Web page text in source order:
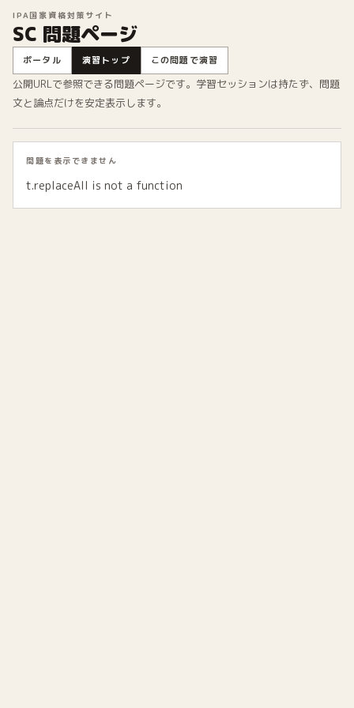
IPA国家資格対策サイト
SC 問題ページ
ポータル 演習トップ この問題で演習
公開URLで参照できる問題ページです。学習セッションは持たず、問題
文と論点だけを安定表示します。
問題を表示できません
t.replaceAll is not a function